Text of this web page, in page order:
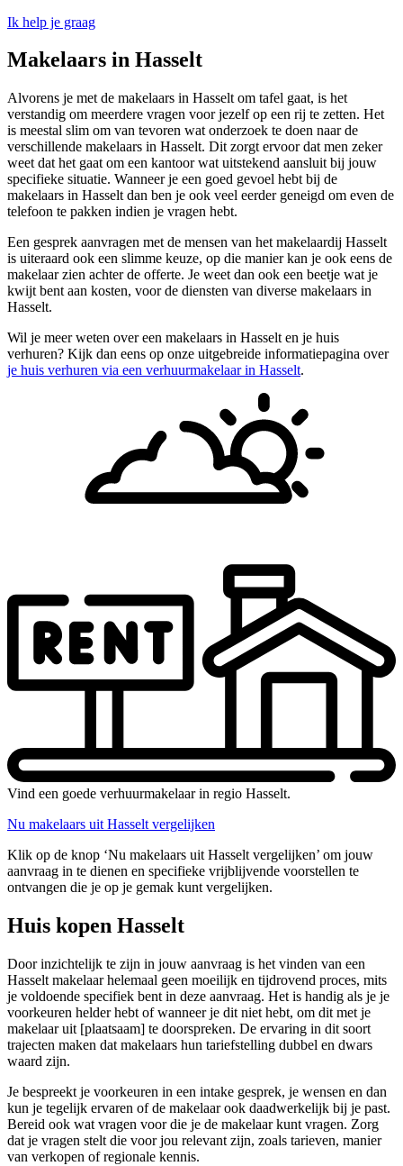
Ik help je graag
Makelaars in Hasselt
Alvorens je met de makelaars in Hasselt om tafel gaat, is het
verstandig om meerdere vragen voor jezelf op een rij te zetten. Het
is meestal slim om van tevoren wat onderzoek te doen naar de
verschillende makelaars in Hasselt. Dit zorgt ervoor dat men zeker
weet dat het gaat om een kantoor wat uitstekend aansluit bij jouw
specifieke situatie. Wanneer je een goed gevoel hebt bij de
makelaars in Hasselt dan ben je ook veel eerder geneigd om even de
telefoon te pakken indien je vragen hebt.
Een gesprek aanvragen met de mensen van het makelaardij Hasselt
is uiteraard ook een slimme keuze, op die manier kan je ook eens de
makelaar zien achter de offerte. Je weet dan ook een beetje wat je
kwijt bent aan kosten, voor de diensten van diverse makelaars in
Hasselt.
Wil je meer weten over een makelaars in Hasselt en je huis
verhuren? Kijk dan eens op onze uitgebreide informatiepagina over
je huis verhuren via een verhuurmakelaar in Hasselt.
Vind een goede verhuurmakelaar in regio Hasselt.
Nu makelaars uit Hasselt vergelijken
Klik op de knop ‘Nu makelaars uit Hasselt vergelijken’ om jouw
aanvraag in te dienen en specifieke vrijblijvende voorstellen te
ontvangen die je op je gemak kunt vergelijken.
Huis kopen Hasselt
Door inzichtelijk te zijn in jouw aanvraag is het vinden van een
Hasselt makelaar helemaal geen moeilijk en tijdrovend proces, mits
je voldoende specifiek bent in deze aanvraag. Het is handig als je je
voorkeuren helder hebt of wanneer je dit niet hebt, om dit met je
makelaar uit [plaatsaam] te doorspreken. De ervaring in dit soort
trajecten maken dat makelaars hun tariefstelling dubbel en dwars
waard zijn.
Je bespreekt je voorkeuren in een intake gesprek, je wensen en dan
kun je tegelijk ervaren of de makelaar ook daadwerkelijk bij je past.
Bereid ook wat vragen voor die je de makelaar kunt vragen. Zorg
dat je vragen stelt die voor jou relevant zijn, zoals tarieven, manier
van verkopen of regionale kennis.